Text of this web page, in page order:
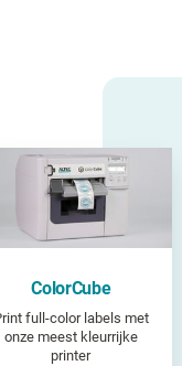
ColorCube
full-color labels met
onze meest kleurrijke
printer